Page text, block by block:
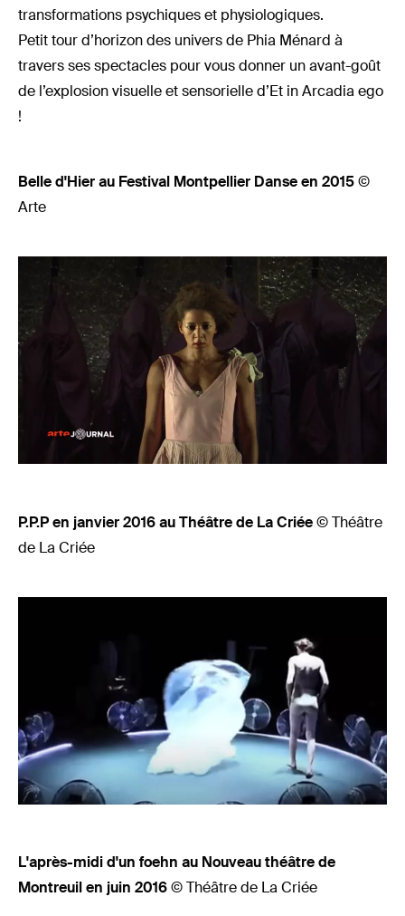
transformations psychiques et physiologiques.
Petit tour d’horizon des univers de Phia Ménard à
travers ses spectacles pour vous donner un avant-goût
de l’explosion visuelle et sensorielle d’Et in Arcadia ego
!
Belle d'Hier au Festival Montpellier Danse en 2015©
Arte
P.P.P en janvier 2016 au Théâtre de La Criée© Théâtre
de La Criée
L'après-midi d'un foehn au Nouveau théâtre de
Montreuil en juin 2016© Théâtre de La Criée